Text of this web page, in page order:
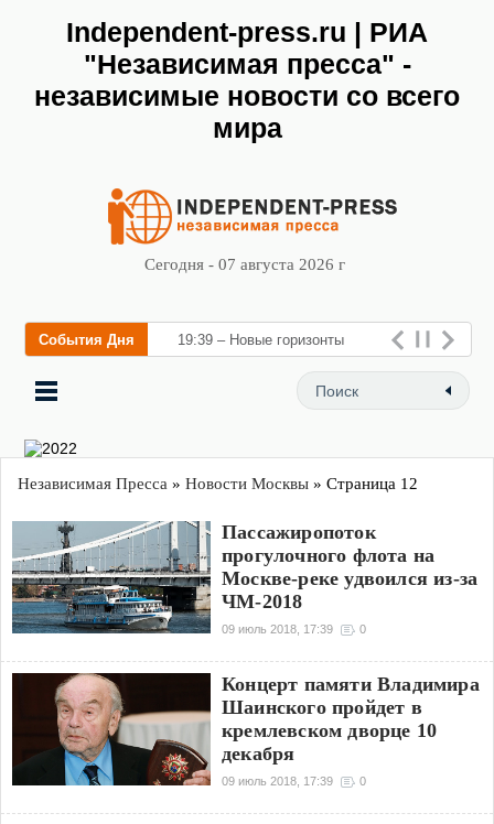
Independent-press.ru | РИА
"Независимая пресса" -
независимые новости со всего
мира
Сегодня - 07 августа 2026 г
События Дня 19:39 – Новые горизонты
флебологии: в Москве откры
Независимая Пресса » Новости Москвы » Страница 12
Пассажиропоток
прогулочного флота на
Москве-реке удвоился из-за
ЧМ-2018
09 июль 2018, 17:39 0
Концерт памяти Владимира
Шаинского пройдет в
кремлевском дворце 10
декабря
09 июль 2018, 17:39 0